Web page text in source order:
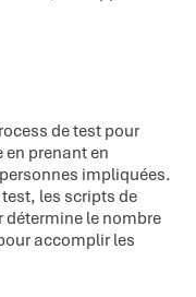
de test pour
prenant en
impliquées.
les scripts de
détermine le nombre
accomplir les